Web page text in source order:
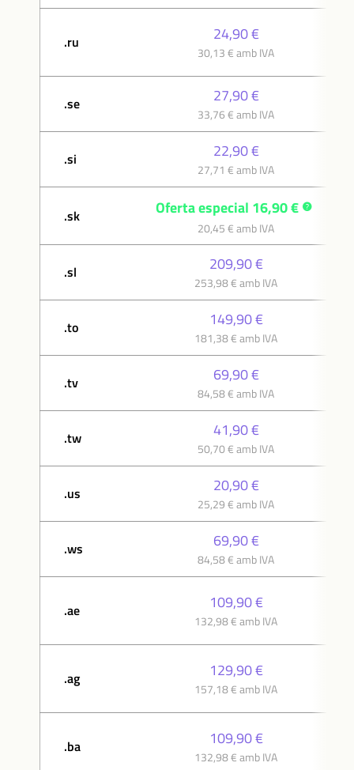
.ru 24,90 €
30,13 € amb IVA
.se 27,90 €
33,76 € amb IVA
.si 22,90 €
27,71 € amb IVA
.sk Oferta especial 16,90 €
20,45 € amb IVA
.sl 209,90 €
253,98 € amb IVA
.to 149,90 €
181,38 € amb IVA
.tv 69,90 €
84,58 € amb IVA
.tw 41,90 €
50,70 € amb IVA
.us 20,90 €
25,29 € amb IVA
.ws 69,90 €
84,58 € amb IVA
.ae 109,90 €
132,98 € amb IVA
.ag 129,90 €
157,18 € amb IVA
.ba 109,90 €
132,98 € amb IVA